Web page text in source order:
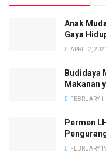
Anak
Gaya
APRIL 2, 2021
Budidaya
Makanan
FEBRUARY
Permen
FEBRUARY